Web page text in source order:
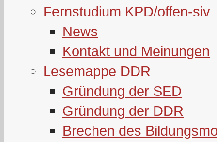
Fernstudium KPD/offen-siv
News
Kontakt und Meinungen
Lesemappe DDR
Gründung der SED
Gründung der DDR
Brechen des